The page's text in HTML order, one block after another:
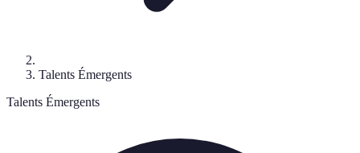
Talents Émergents
Talents Émergents